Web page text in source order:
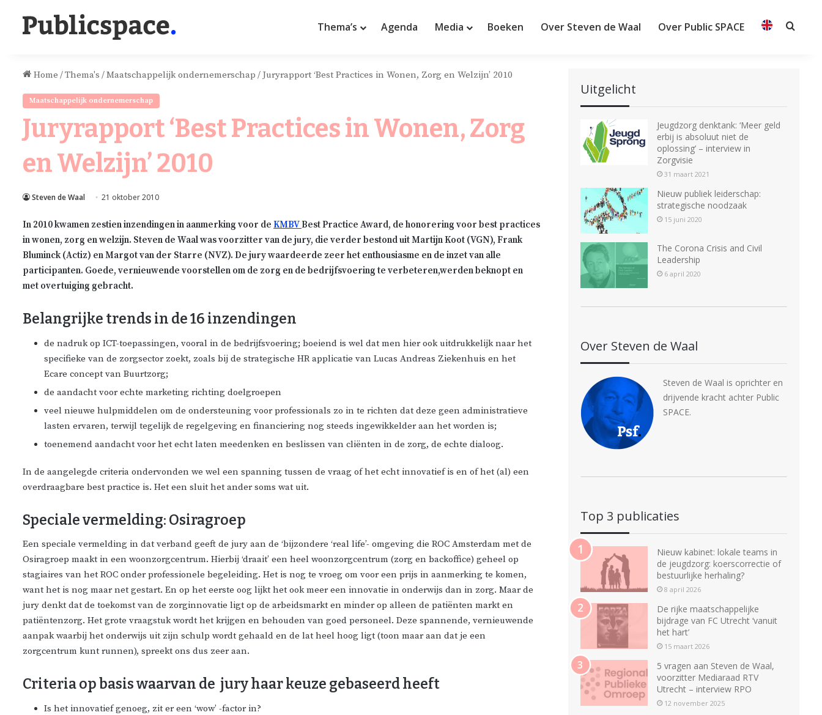
Thema’s Agenda Media Boeken Over Steven de Waal Over Public SPACE
Home /Thema's /Maatschappelijk ondernemerschap / Juryrapport ‘Best Practices in Wonen, Zorg en Welzijn’ 2010
Maatschappelijk ondernemerschap
Juryrapport ‘Best Practices in Wonen, Zorg
en Welzijn’ 2010
Steven de Waal 21 oktober 2010
In 2010 kwamen zestien inzendingen in aanmerking voor de KMBVBest Practice Award, de honorering voor best practices
in wonen, zorg en welzijn. Steven de Waal was voorzitter van de jury, die verder bestond uit Martijn Koot (VGN), Frank
Bluminck (Actiz) en Margot van der Starre (NVZ). De jury waardeerde zeer het enthousiasme en de inzet van alle
participanten. Goede, vernieuwende voorstellen om de zorg en de bedrijfsvoering te verbeteren,werden beknopt en
met overtuiging gebracht.
Belangrijke trends in de 16 inzendingen
de nadruk op ICT-toepassingen, vooral in de bedrijfsvoering; boeiend is wel dat men hier ook uitdrukkelijk naar het
specifieke van de zorgsector zoekt, zoals bij de strategische HR applicatie van Lucas Andreas Ziekenhuis en het
Ecare concept van Buurtzorg;
de aandacht voor echte marketing richting doelgroepen
veel nieuwe hulpmiddelen om de ondersteuning voor professionals zo in te richten dat deze geen administratieve
lasten ervaren, terwijl tegelijk de regelgeving en financiering nog steeds ingewikkelder aan het worden is;
toenemend aandacht voor het echt laten meedenken en beslissen van cliënten in de zorg, de echte dialoog.
In de aangelegde criteria ondervonden we wel een spanning tussen de vraag of het echt innovatief is en of het (al) een
overdraagbare best practice is. Het een sluit het ander soms wat uit.
Speciale vermelding: Osiragroep
Een speciale vermelding in dat verband geeft de jury aan de ‘bijzondere ‘real life’- omgeving die ROC Amsterdam met de
Osiragroep maakt in een woonzorgcentrum. Hierbij ‘draait’ een heel woonzorgcentrum (zorg en backoffice) geheel op
stagiaires van het ROC onder professionele begeleiding. Het is nog te vroeg om voor een prijs in aanmerking te komen,
want het is nog maar net gestart. En op het eerste oog lijkt het ook meer een innovatie in onderwijs dan in zorg. Maar de
jury denkt dat de toekomst van de zorginnovatie ligt op de arbeidsmarkt en minder op alleen de patiënten markt en
patiëntenzorg. Het grote vraagstuk wordt het krijgen en behouden van goed personeel. Deze spannende, vernieuwende
aanpak waarbij het onderwijs uit zijn schulp wordt gehaald en de lat heel hoog ligt (toon maar aan dat je een
zorgcentrum kunt runnen), spreekt ons dus zeer aan.
Criteria op basis waarvan de jury haar keuze gebaseerd heeft
Is het innovatief genoeg, zit er een ‘wow’ -factor in?
Uitgelicht
Jeugdzorg denktank: ‘Meer geld
erbij is absoluut niet de
oplossing’ – interview in
Zorgvisie
31 maart 2021
Nieuw publiek leiderschap:
strategische noodzaak
15 juni 2020
The Corona Crisis and Civil
Leadership
6 april 2020
Over Steven de Waal
Steven de Waal is oprichter en
drijvende kracht achter Public
SPACE.
Top 3 publicaties
Nieuw kabinet: lokale teams in
de jeugdzorg: koerscorrectie of
bestuurlijke herhaling?
8 april 2026
De rijke maatschappelijke
bijdrage van FC Utrecht ‘vanuit
het hart’
15 maart 2026
5 vragen aan Steven de Waal,
voorzitter Mediaraad RTV
Utrecht – interview RPO
12 november 2025